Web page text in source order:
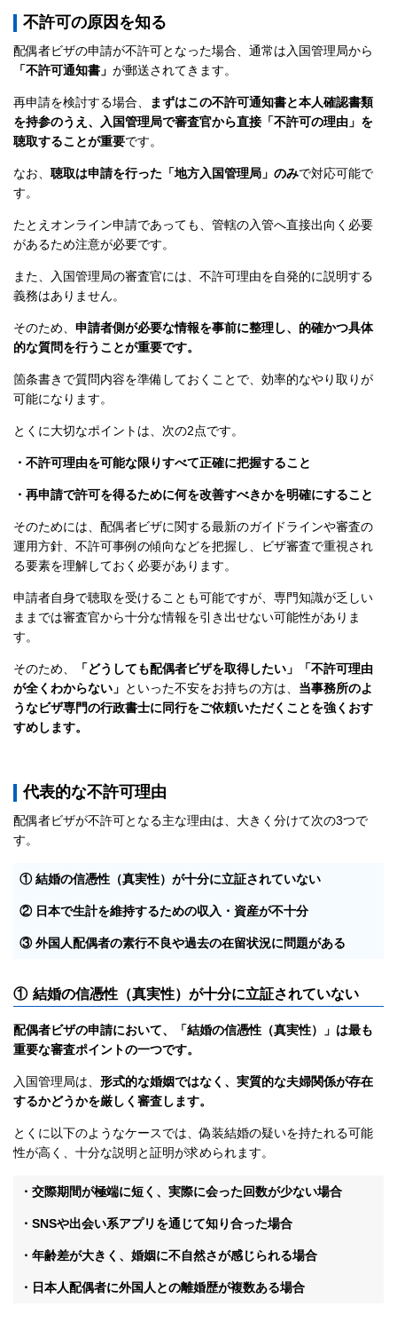
不許可の原因を知る
配偶者ビザの申請が不許可となった場合、通常は入国管理局から
「不許可通知書」 が郵送されてきます。
再申請を検討する場合、
まずはこの不許可通知書と本人確認書類
を持参のうえ、入国管理局で審査官から直接「不許可の理由」を
聴取することが重要です。
なお、 聴取は申請を行った「地方入国管理局」のみで対応可能で
す。
たとえオンライン申請であっても、管轄の入管へ直接出向く必要
があるため注意が必要です。
また、入国管理局の審査官には、不許可理由を自発的に説明する
義務はありません。
そのため、 申請者側が必要な情報を事前に整理し、的確かつ具体
的な質問を行うことが重要です。
箇条書きで質問内容を準備しておくことで、効率的なやり取りが
可能になります。
とくに大切なポイントは、次の2点です。
・不許可理由を可能な限りすべて正確に把握すること
・再申請で許可を得るために何を改善すべきかを明確にすること
そのためには、配偶者ビザに関する最新のガイドラインや審査の
運用方針、不許可事例の傾向などを把握し、ビザ審査で重視され
る要素を理解しておく必要があります。
申請者自身で聴取を受けることも可能ですが、専門知識が乏しい
ままでは審査官から十分な情報を引き出せない可能性がありま
す。
そのため、
「どうしても配偶者ビザを取得したい」「不許可理由
が全くわからない」 といった不安をお持ちの方は、 当事務所のよ
うなビザ専門の行政書士に同行をご依頼いただくことを強くおす
すめします。
代表的な不許可理由
配偶者ビザが不許可となる主な理由は、大きく分けて次の3つで
す。
① 結婚の信憑性（真実性）が十分に立証されていない
② 日本で生計を維持するための収入・資産が不十分
③ 外国人配偶者の素行不良や過去の在留状況に問題がある
① 結婚の信憑性（真実性）が十分に立証されていない
配偶者ビザの申請において、「結婚の信憑性（真実性）」は最も
重要な審査ポイントの一つです。
入国管理局は、 形式的な婚姻ではなく、実質的な夫婦関係が存在
するかどうかを厳しく審査します。
とくに以下のようなケースでは、偽装結婚の疑いを持たれる可能
性が高く、十分な説明と証明が求められます。
・交際期間が極端に短く、実際に会った回数が少ない場合
・SNSや出会い系アプリを通じて知り合った場合
・年齢差が大きく、婚姻に不自然さが感じられる場合
・日本人配偶者に外国人との離婚歴が複数ある場合